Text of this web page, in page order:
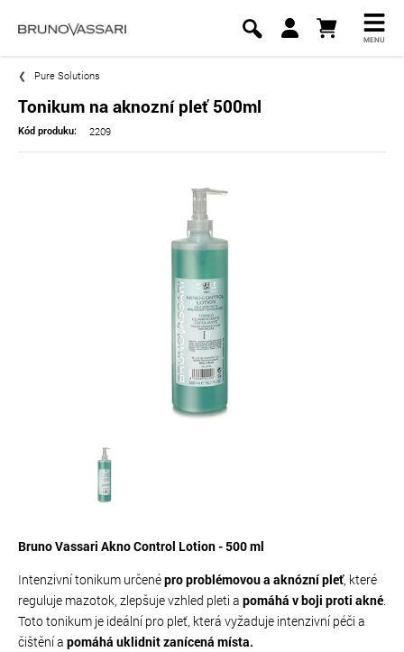
MENU
Pure Solutions
Tonikum na aknozní pleť 500ml
Kód produku: 2209
Bruno Vassari Akno Control Lotion - 500 ml
Intenzivní tonikum určenépro problémovou a aknózní pleť, které
reguluje mazotok, zlepšuje vzhled pleti a pomáhá v boji proti akné.
Toto tonikum je ideální pro pleť, která vyžaduje intenzivní péči a
čištění a pomáhá uklidnit zanícená místa.